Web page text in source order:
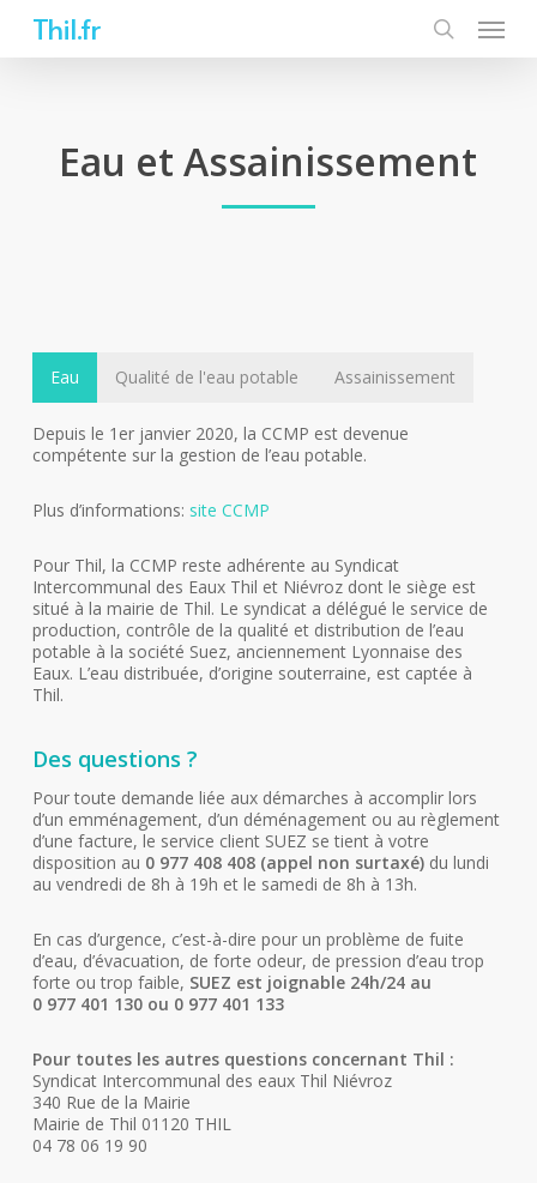
Thil.fr
Eau et Assainissement
Eau Qualité de l'eau potable Assainissement
Depuis le 1er janvier 2020, la CCMP est devenue
compétente sur la gestion de l’eau potable.
Plus d’informations: site CCMP
Pour Thil, la CCMP reste adhérente au Syndicat
Intercommunal des Eaux Thil et Niévroz dont le siège est
situé à la mairie de Thil. Le syndicat a délégué le service de
production, contrôle de la qualité et distribution de l’eau
potable à la société Suez, anciennement Lyonnaise des
Eaux. L’eau distribuée, d’origine souterraine, est captée à
Thil.
Des questions ?
Pour toute demande liée aux démarches à accomplir lors
d’un emménagement, d’un déménagement ou au règlement
d’une facture, le service client SUEZ se tient à votre
disposition au 0 977 408 408 (appel non surtaxé) du lundi
au vendredi de 8h à 19h et le samedi de 8h à 13h.
En cas d’urgence, c’est-à-dire pour un problème de fuite
d’eau, d’évacuation, de forte odeur, de pression d’eau trop
forte ou trop faible, SUEZ est joignable 24h/24 au
0 977 401 130 ou 0 977 401 133
Pour toutes les autres questions concernant Thil :
Syndicat Intercommunal des eaux Thil Niévroz
340 Rue de la Mairie
Mairie de Thil 01120 THIL
04 78 06 19 90